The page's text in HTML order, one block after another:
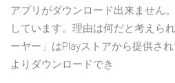
アプリがダウンロード出来ません
しています。理由は何だと考えら
ーヤー」はPlayストアから提供さ
よりダウンロードでき